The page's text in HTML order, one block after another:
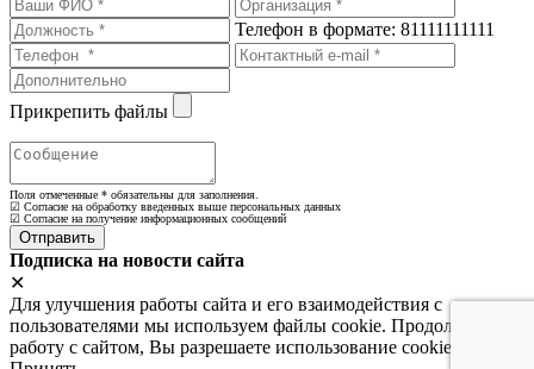
Телефон в формате: 81111111111
Прикрепить файлы
Поля отмеченные * обязательны для заполнения.
☑ Согласие на обработку введенных выше персональных данных
☑ Согласие на получение информационных сообщений
Подписка на новости сайта
✕
Для улучшения работы сайта и его взаимодействия с
пользователями мы используем файлы cookie. Продолжая
работу с сайтом, Вы разрешаете использование cookie-файлов.